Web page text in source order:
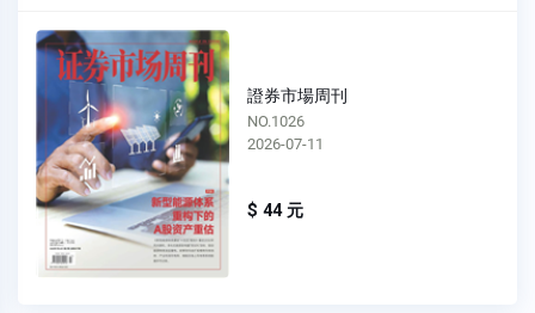
證券市場周刊
NO.1025
2026-07-04
$ 44 元